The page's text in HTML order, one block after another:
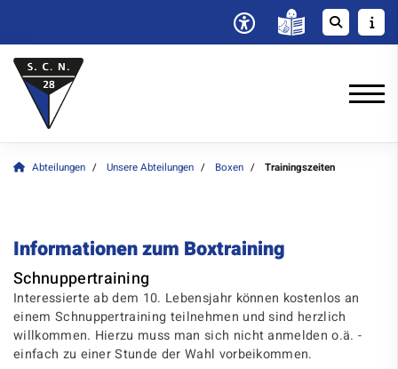
Abteilungen Unsere Abteilungen Boxen Trainingszeiten
Informationen zum Boxtraining
Schnuppertraining
Interessierte ab dem 10. Lebensjahr können kostenlos an
einem Schnuppertraining teilnehmen und sind herzlich
willkommen. Hierzu muss man sich nicht anmelden o.ä. -
einfach zu einer Stunde der Wahl vorbeikommen.